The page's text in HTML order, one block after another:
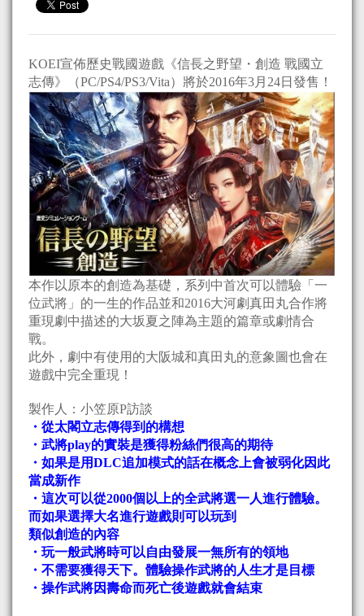
KOEI宣佈歷史戰國遊戲《信長之野望・創造 戰國立
志傳》（PC/PS4/PS3/Vita）將於2016年3月24日發售！
本作以原本的創造為基礎，系列中首次可以體驗「一
位武將」的一生的作品並和2016大河劇真田丸合作將
重現劇中描述的大坂夏之陣為主題的篇章或劇情合
戰。
此外，劇中有使用的大阪城和真田丸的意象圖也會在
遊戲中完全重現！
製作人：小笠原P訪談
・從太閣立志傳得到的構想
・武將play的實裝是獲得粉絲們很高的期待
・如果是用DLC追加模式的話在概念上會被弱化因此
當成新作
・這次可以從2000個以上的全武將選一人進行體驗。
而如果選擇大名進行遊戲則可以玩到
類似創造的內容
・玩一般武將時可以自由發展一無所有的領地
・不需要獲得天下。體驗操作武將的人生才是目標
・操作武將因壽命而死亡後遊戲就會結束